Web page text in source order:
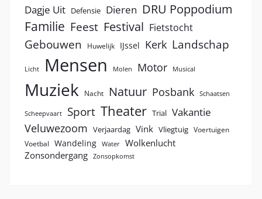
Dagje Uit Defensie Dieren DRU Poppodium
Familie Feest Festival Fietstocht
Gebouwen Huwelijk IJssel Kerk Landschap
Licht Mensen Molen Motor Musical
Muziek Nacht Natuur Posbank Schaatsen
Scheepvaart Sport Theater Trial Vakantie
Veluwezoom Verjaardag Vink Vliegtuig Voertuigen
Voetbal
Wandeling Water
Wolkenlucht
Zonsondergang
Zonsopkomst